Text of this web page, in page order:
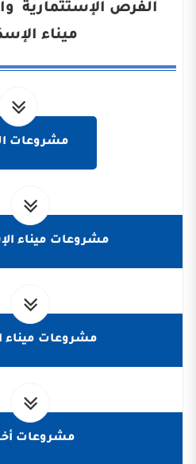
الفرص الإستثمارية
ميناء
مشروعات
مشروعات ميناء
مشروعات ميناء
مشروعات